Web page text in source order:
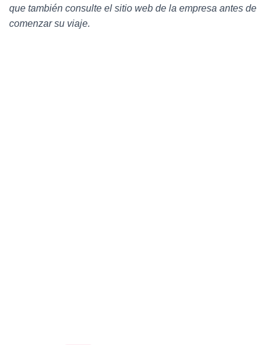
que también consulte el sitio web de la empresa antes de
comenzar su viaje.